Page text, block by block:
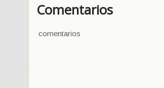
Comentarios
comentarios